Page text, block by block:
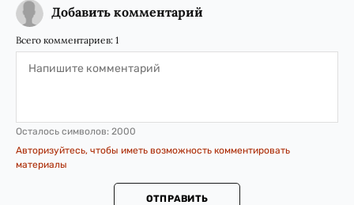
Добавить комментарий
Всего комментариев: 1
Осталось символов: 2000
Авторизуйтесь, чтобы иметь возможность комментировать
материалы
ОТПРАВИТЬ